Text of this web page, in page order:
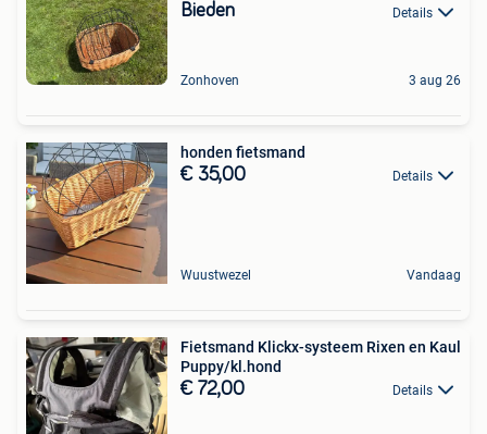
Bieden Details
Zonhoven 3 aug 26
honden fietsmand
€ 35,00 Details
Wuustwezel Vandaag
Fietsmand Klickx-systeem Rixen en Kaul
Puppy/kl.hond
€ 72,00 Details